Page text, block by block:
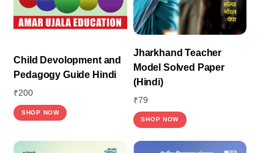
chosen
on
product
page
Child Devolopment and
Pedagogy Guide Hindi
₹200
SHOP NOW
Jharkhand Teacher
Model Solved Paper
(Hindi)
₹79
SHOP NOW